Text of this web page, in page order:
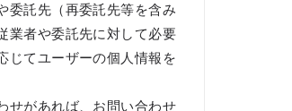
委託先（再委託先等を含み
業者や委託先に対して必要
じてユーザーの個人情報を
せがあれば、お問い合わせ